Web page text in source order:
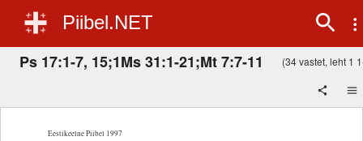
Piibel.NET
Ps 17:1-7, 15;1Ms 31:1-21;Mt 7:7-11 (34 vastet, leht 1
Eestikeelne Piibel 1997